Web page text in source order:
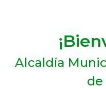
Alcaldía
de